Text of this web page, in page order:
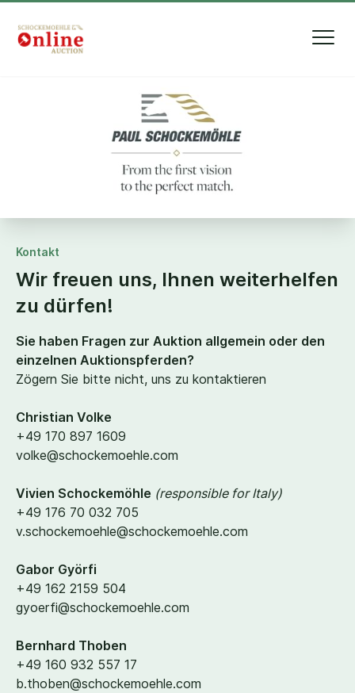
Kontakt
Wir freuen uns, Ihnen weiterhelfen
zu dürfen!
Sie haben Fragen zur Auktion allgemein oder den
einzelnen Auktionspferden?
Zögern Sie bitte nicht, uns zu kontaktieren
Christian Volke
+49 170 897 1609
volke@​schockemoehle.​com
Vivien Schockemöhle (responsible for Italy)
+49 176 70 032 705
v.​schockemoehle@​schockemoehle.​com
Gabor Györfi
+49 162 2159 504
gyoerfi@​schockemoehle.​com
Bernhard Thoben
+49 160 932 557 17
b.​thoben@​schockemoehle.​com